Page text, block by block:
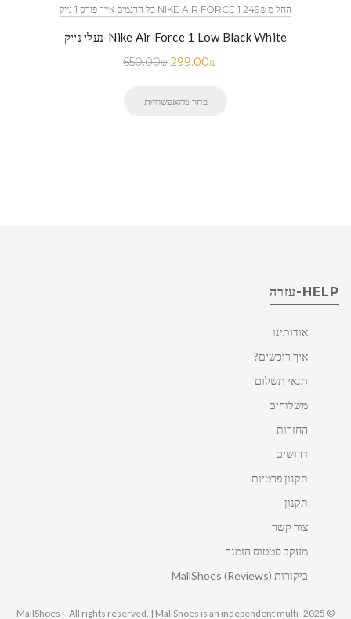
כל הדגמים אייר פורס 1 נייק NIKE AIR FORCE 1 החל מ 249₪
נעלי נייק-Nike Air Force 1 Low Black White
650.00₪ 299.00₪
בחר מהאפשרויות
HELP-עזרה
אודותינו
איך רוכשים?
תנאי תשלום
משלוחים
החזרות
דרושים
תקנון פרטיות
תקנון
צור קשר
מעקב סטטוס הזמנה
ביקורות MallShoes (Reviews)
© 2025 MallShoes – All rights reserved. | MallShoes is an independent multi-